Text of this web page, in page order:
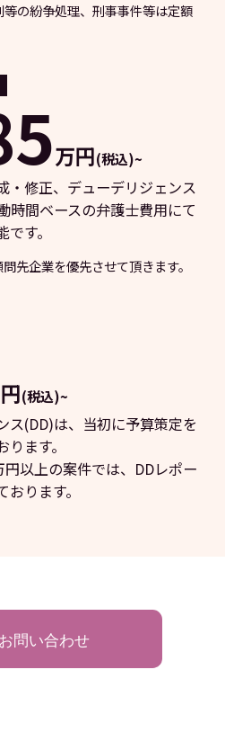
の紛争処理、刑事事件等は定額
万円(税込)~
・修正、デューデリジェンス
時間ベースの弁護士費用にて
す。
先企業を優先させて頂きます。
(税込)~
ス(DD)は、当初に予算策定を
ます。
以上の案件では、DDレポー
ります。
お問い合わせ